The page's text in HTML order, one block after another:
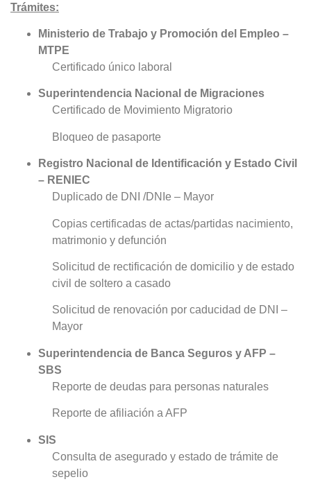
Trámites:
Ministerio de Trabajo y Promoción del Empleo –
MTPE
Certificado único laboral
Superintendencia Nacional de Migraciones
Certificado de Movimiento Migratorio
Bloqueo de pasaporte
Registro Nacional de Identificación y Estado Civil
– RENIEC
Duplicado de DNI /DNIe – Mayor
Copias certificadas de actas/partidas nacimiento,
matrimonio y defunción
Solicitud de rectificación de domicilio y de estado
civil de soltero a casado
Solicitud de renovación por caducidad de DNI –
Mayor
Superintendencia de Banca Seguros y AFP –
SBS
Reporte de deudas para personas naturales
Reporte de afiliación a AFP
SIS
Consulta de asegurado y estado de trámite de
sepelio